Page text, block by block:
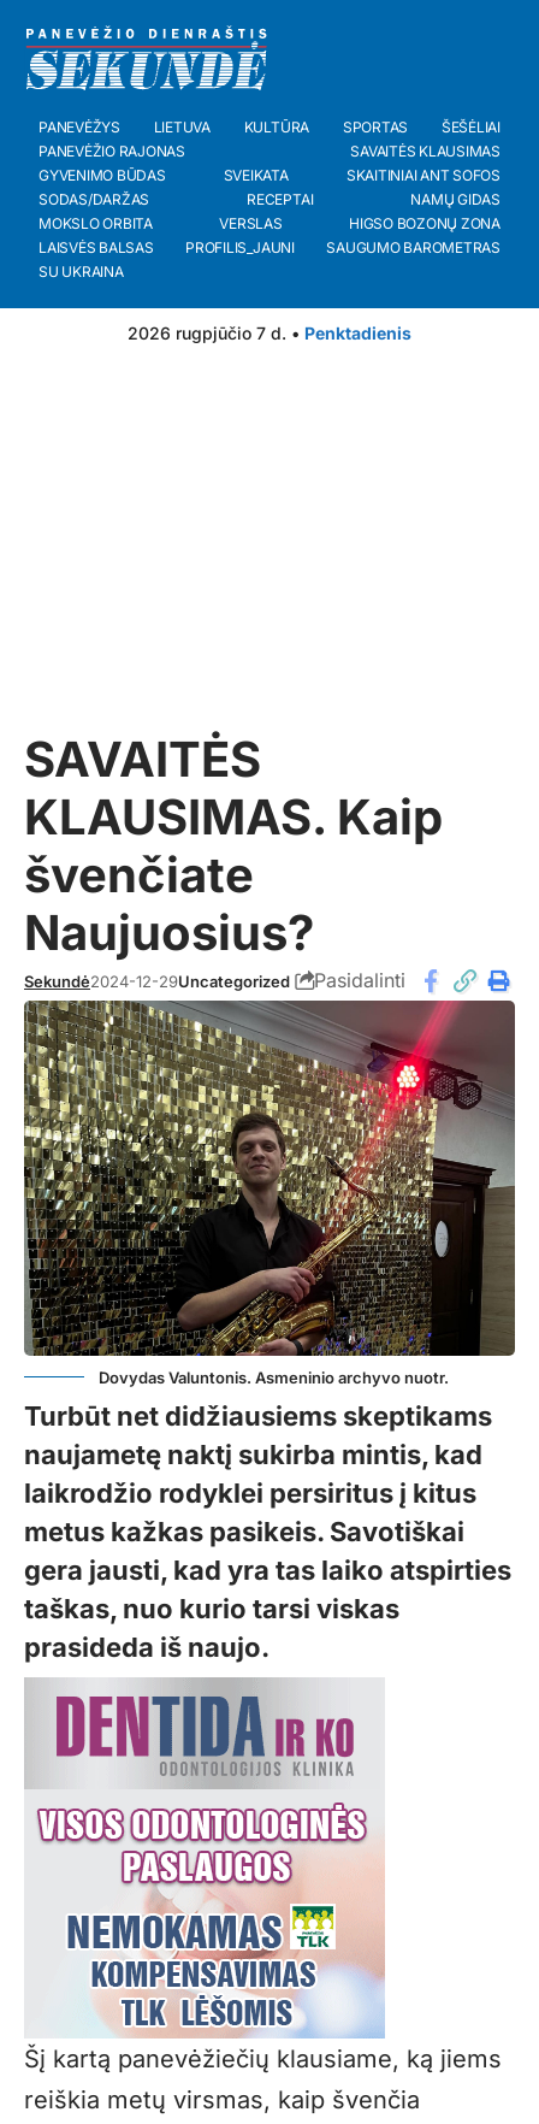
PANEVĖŽYS LIETUVA KULTŪRA SPORTAS
ŠEŠĖLIAI
PANEVĖŽIO RAJONAS
SAVAITĖS KLAUSIMAS
GYVENIMO BŪDAS
SVEIKATA
SKAITINIAI ANT SOFOS
SODAS/DARŽAS
RECEPTAI
NAMŲ GIDAS
MOKSLO ORBITA
VERSLAS
HIGSO BOZONŲ ZONA
LAISVĖS BALSAS
PROFILIS_JAUNI
SAUGUMO BAROMETRAS
SU UKRAINA
2026 rugpjūčio 7 d. • Penktadienis
SAVAITĖS
KLAUSIMAS. Kaip
švenčiate
Naujuosius?
Sekundė2024-12-29Uncategorized Pasidalinti
Dovydas Valuntonis. Asmeninio archyvo nuotr.
Turbūt net didžiausiems skeptikams
naujametę naktį sukirba mintis, kad
laikrodžio rodyklei persiritus į kitus
metus kažkas pasikeis. Savotiškai
gera jausti, kad yra tas laiko atspirties
taškas, nuo kurio tarsi viskas
prasideda iš naujo.
Šį kartą panevėžiečių klausiame, ką jiems
reiškia metų virsmas, kaip švenčia